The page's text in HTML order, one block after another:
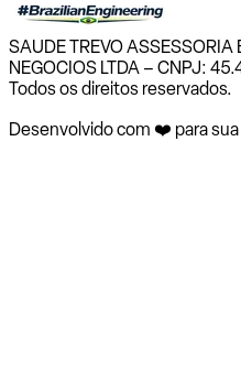
SAUDE TREVO ASSESSORIA
NEGOCIOS LTDA – CNPJ:
Todos os direitos reservados.
Desenvolvido com ❤️ para